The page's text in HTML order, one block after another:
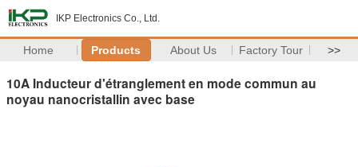
IKP Electronics Co., Ltd.
Home Products About Us Factory Tour >>
10A Inducteur d'étranglement en mode commun au
noyau nanocristallin avec base